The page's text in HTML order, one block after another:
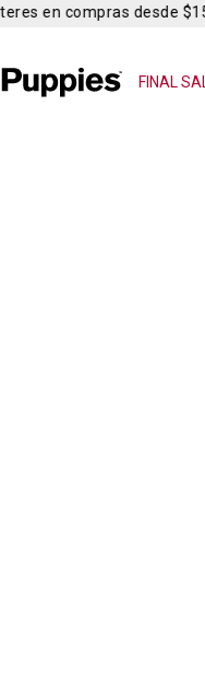
FINAL
en compras desde